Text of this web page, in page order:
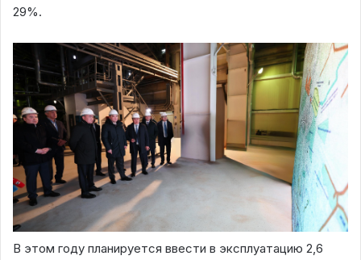
29%.
В этом году планируется ввести в эксплуатацию 2,6